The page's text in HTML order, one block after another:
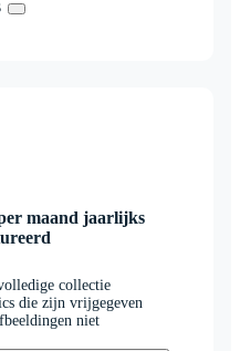
maand jaarlijks
collectie
die zijn vrijgegeven
niet